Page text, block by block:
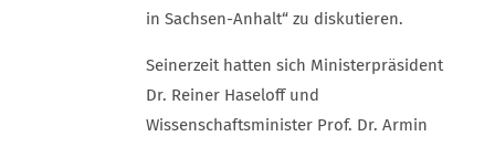
in Sachsen-Anhalt“ zu diskutieren.
Seinerzeit hatten sich Ministerpräsident
Dr. Reiner Haseloff und
Wissenschaftsminister Prof. Dr. Armin